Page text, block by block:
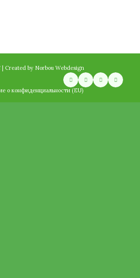
Created by Norbou Webdesign
о конфиденциальности (EU)